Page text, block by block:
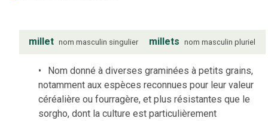
millet nom masculin singulier millets nom masculin pluriel
Nom donné à diverses graminées à petits grains,
notamment aux espèces reconnues pour leur valeur
céréalière ou fourragère, et plus résistantes que le
sorgho, dont la culture est particulièrement